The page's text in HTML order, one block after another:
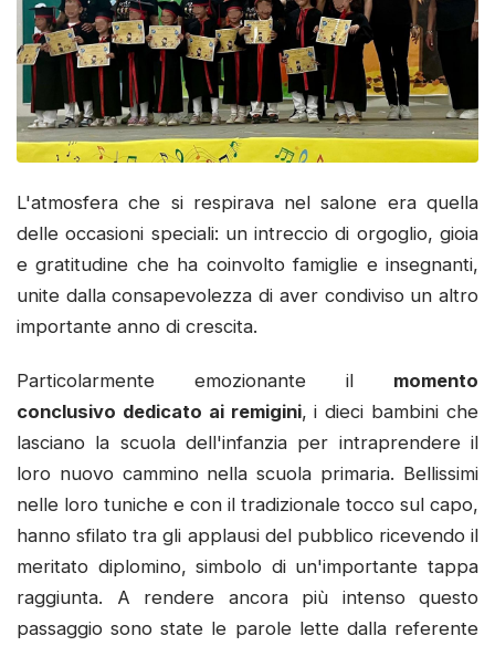
L'atmosfera che si respirava nel salone era quella
delle occasioni speciali: un intreccio di orgoglio, gioia
e gratitudine che ha coinvolto famiglie e insegnanti,
unite dalla consapevolezza di aver condiviso un altro
importante anno di crescita.
Particolarmente emozionante il momento
conclusivo dedicato ai remigini, i dieci bambini che
lasciano la scuola dell'infanzia per intraprendere il
loro nuovo cammino nella scuola primaria. Bellissimi
nelle loro tuniche e con il tradizionale tocco sul capo,
hanno sfilato tra gli applausi del pubblico ricevendo il
meritato diplomino, simbolo di un'importante tappa
raggiunta. A rendere ancora più intenso questo
passaggio sono state le parole lette dalla referente